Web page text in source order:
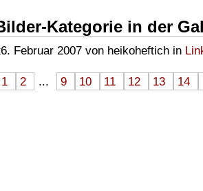
Kategorie in der
Februar 2007 von heikoheftich in
1 2 ... 9 10 11 12 13 14